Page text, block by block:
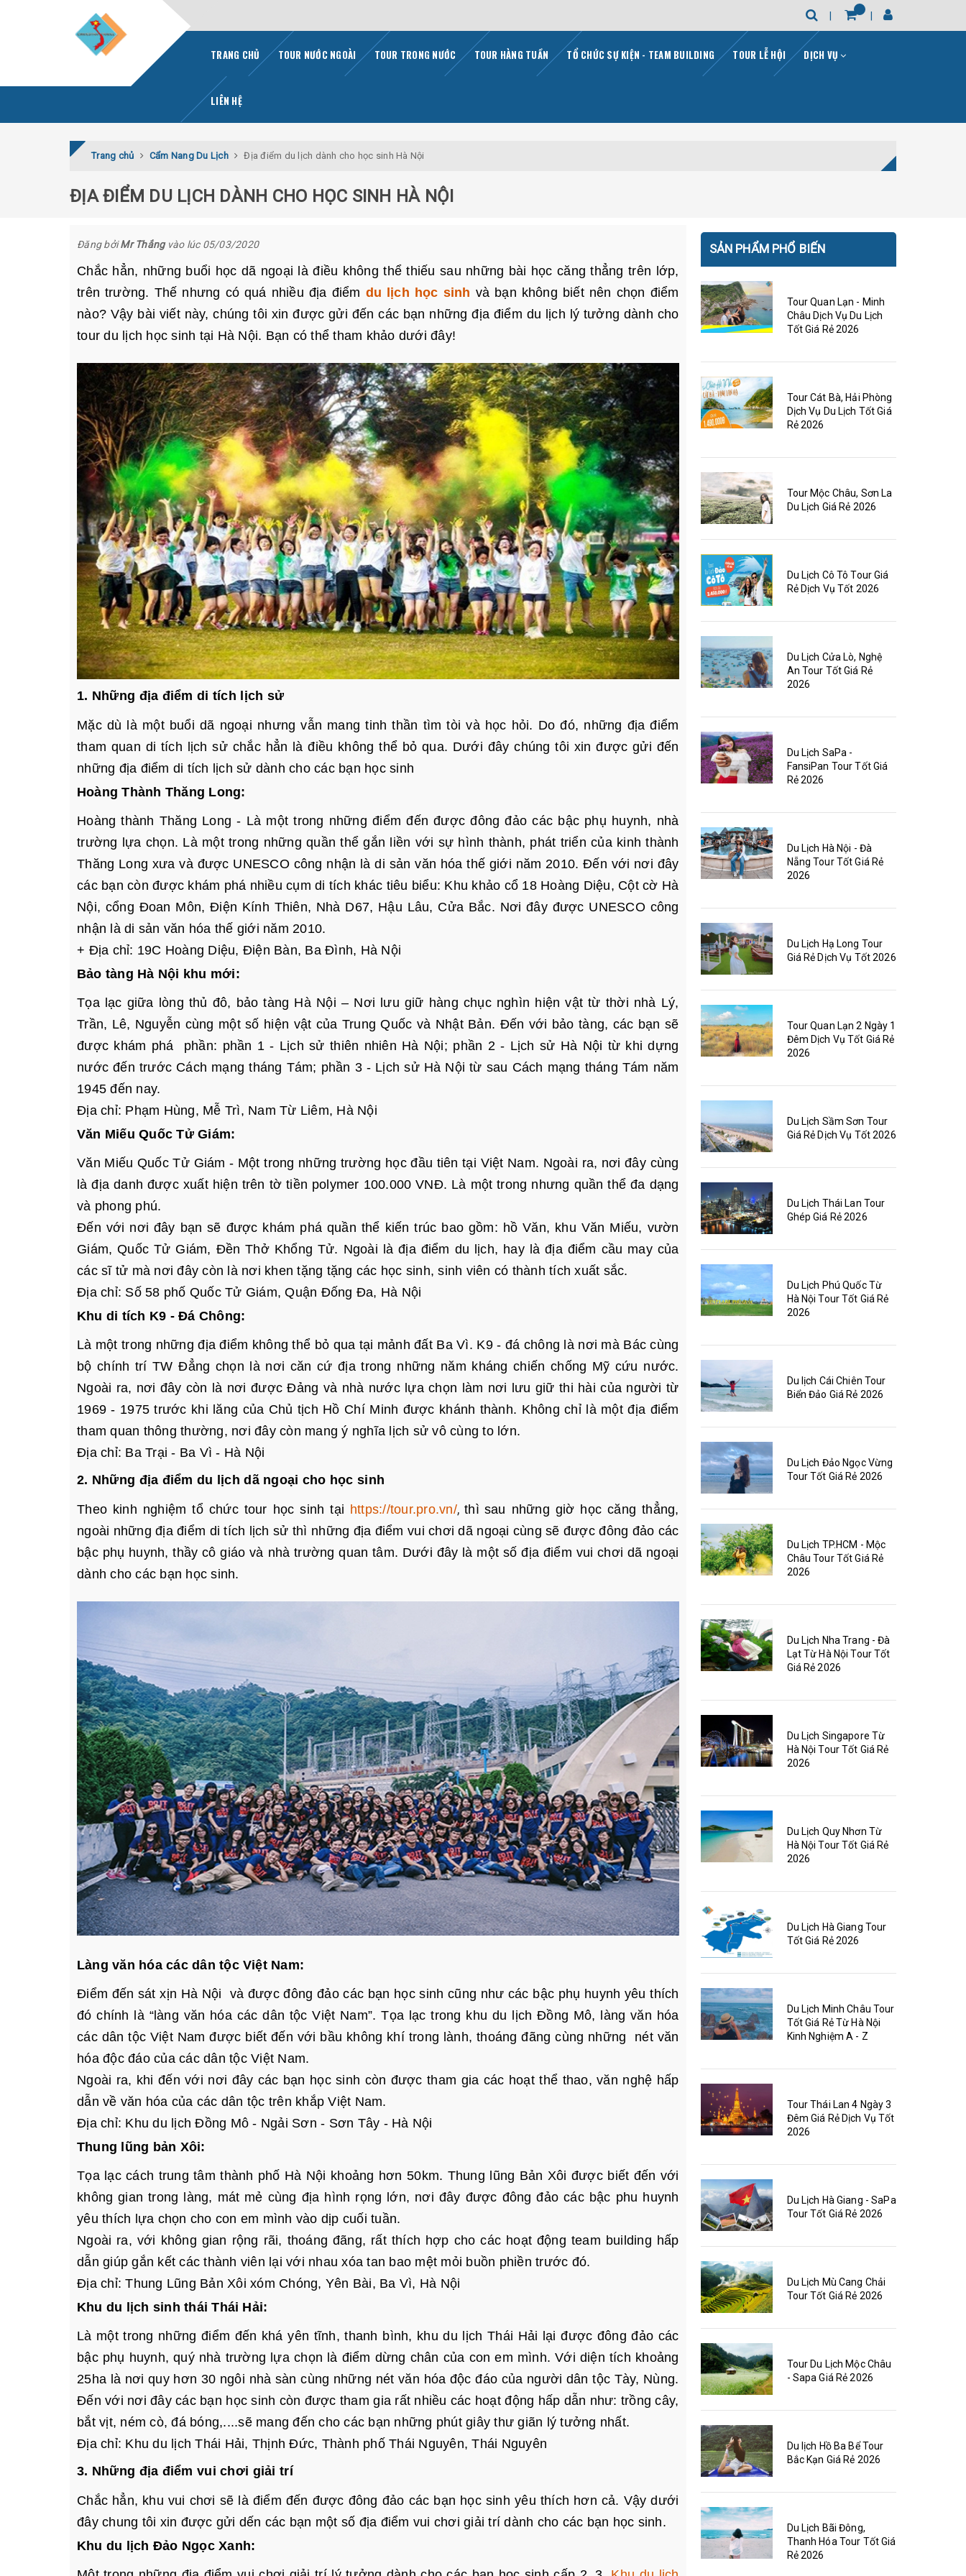
TRANG CHỦ TOUR NƯỚC NGOÀI TOUR TRONG NƯỚC TOUR HÀNG TUẦN TỔ CHỨC SỰ KIỆN - TEAM BUILDING TOUR LỄ HỘI DỊCH VỤ
LIÊN HỆ
Trang chủ Cẩm Nang Du Lịch Địa điểm du lịch dành cho học sinh Hà Nội
ĐỊA ĐIỂM DU LỊCH DÀNH CHO HỌC SINH HÀ NỘI
Đăng bởiMr Thắngvào lúc 05/03/2020
Chắc hẳn, những buổi học dã ngoại là điều không thể thiếu sau những bài học căng thẳng trên lớp,
trên trường. Thế nhưng có quá nhiều địa điểm du lịch học sinh và bạn không biết nên chọn điểm
nào? Vậy bài viết này, chúng tôi xin được gửi đến các bạn những địa điểm du lịch lý tưởng dành cho
tour du lịch học sinh tại Hà Nội. Bạn có thể tham khảo dưới đây!
1. Những địa điểm di tích lịch sử
Mặc dù là một buổi dã ngoại nhưng vẫn mang tinh thần tìm tòi và học hỏi. Do đó, những địa điểm
tham quan di tích lịch sử chắc hẳn là điều không thể bỏ qua. Dưới đây chúng tôi xin được gửi đến
những địa điểm di tích lịch sử dành cho các bạn học sinh
Hoàng Thành Thăng Long:
Hoàng thành Thăng Long - Là một trong những điểm đến được đông đảo các bậc phụ huynh, nhà
trường lựa chọn. Là một trong những quần thể gắn liền với sự hình thành, phát triển của kinh thành
Thăng Long xưa và được UNESCO công nhận là di sản văn hóa thế giới năm 2010. Đến với nơi đây
các bạn còn được khám phá nhiều cụm di tích khác tiêu biểu: Khu khảo cổ 18 Hoàng Diệu, Cột cờ Hà
Nội, cổng Đoan Môn, Điện Kính Thiên, Nhà D67, Hậu Lâu, Cửa Bắc. Nơi đây được UNESCO công
nhận là di sản văn hóa thế giới năm 2010.
+ Địa chỉ: 19C Hoàng Diệu, Điện Bàn, Ba Đình, Hà Nội
Bảo tàng Hà Nội khu mới:
Tọa lạc giữa lòng thủ đô, bảo tàng Hà Nội – Nơi lưu giữ hàng chục nghìn hiện vật từ thời nhà Lý,
Trần, Lê, Nguyễn cùng một số hiện vật của Trung Quốc và Nhật Bản. Đến với bảo tàng, các bạn sẽ
được khám phá phần: phần 1 - Lịch sử thiên nhiên Hà Nội; phần 2 - Lịch sử Hà Nội từ khi dựng
nước đến trước Cách mạng tháng Tám; phần 3 - Lịch sử Hà Nội từ sau Cách mạng tháng Tám năm
1945 đến nay.
Địa chỉ: Phạm Hùng, Mễ Trì, Nam Từ Liêm, Hà Nội
Văn Miếu Quốc Tử Giám:
Văn Miếu Quốc Tử Giám - Một trong những trường học đầu tiên tại Việt Nam. Ngoài ra, nơi đây cùng
là địa danh được xuất hiện trên tờ tiền polymer 100.000 VNĐ. Là một trong nhưng quần thể đa dạng
và phong phú.
Đến với nơi đây bạn sẽ được khám phá quần thể kiến trúc bao gồm: hồ Văn, khu Văn Miếu, vườn
Giám, Quốc Tử Giám, Đền Thở Khổng Tử. Ngoài là địa điểm du lịch, hay là địa điểm cầu may của
các sĩ tử mà nơi đây còn là nơi khen tặng tặng các học sinh, sinh viên có thành tích xuất sắc.
Địa chỉ: Số 58 phố Quốc Tử Giám, Quận Đống Đa, Hà Nội
Khu di tích K9 - Đá Chông:
Là một trong những địa điểm không thể bỏ qua tại mảnh đất Ba Vì. K9 - đá chông là nơi mà Bác cùng
bộ chính trí TW Đẳng chọn là nơi căn cứ địa trong những năm kháng chiến chống Mỹ cứu nước.
Ngoài ra, nơi đây còn là nơi được Đảng và nhà nước lựa chọn làm nơi lưu giữ thi hài của người từ
1969 - 1975 trước khi lăng của Chủ tịch Hồ Chí Minh được khánh thành. Không chỉ là một địa điểm
tham quan thông thường, nơi đây còn mang ý nghĩa lịch sử vô cùng to lớn.
Địa chỉ: Ba Trại - Ba Vì - Hà Nội
2. Những địa điểm du lịch dã ngoại cho học sinh
Theo kinh nghiệm tổ chức tour học sinh tại https://tour.pro.vn/,thì sau những giờ học căng thẳng,
ngoài những địa điểm di tích lịch sử thì những địa điểm vui chơi dã ngoại cùng sẽ được đông đảo các
bậc phụ huynh, thầy cô giáo và nhà trường quan tâm. Dưới đây là một số địa điểm vui chơi dã ngoại
dành cho các bạn học sinh.
Làng văn hóa các dân tộc Việt Nam:
Điểm đến sát xịn Hà Nội và được đông đảo các bạn học sinh cũng như các bậc phụ huynh yêu thích
đó chính là “làng văn hóa các dân tộc Việt Nam”. Tọa lạc trong khu du lịch Đồng Mô, làng văn hóa
các dân tộc Việt Nam được biết đến với bầu không khí trong lành, thoáng đãng cùng những nét văn
hóa độc đáo của các dân tộc Việt Nam.
Ngoài ra, khi đến với nơi đây các bạn học sinh còn được tham gia các hoạt thể thao, văn nghệ hấp
dẫn về văn hóa của các dân tộc trên khắp Việt Nam.
Địa chỉ: Khu du lịch Đồng Mô - Ngải Sơn - Sơn Tây - Hà Nội
Thung lũng bản Xôi:
Tọa lạc cách trung tâm thành phố Hà Nội khoảng hơn 50km. Thung lũng Bản Xôi được biết đến với
không gian trong làng, mát mẻ cùng địa hình rọng lớn, nơi đây được đông đảo các bậc phu huynh
yêu thích lựa chọn cho con em mình vào dịp cuối tuần.
Ngoài ra, với không gian rộng rãi, thoáng đãng, rất thích hợp cho các hoạt động team building hấp
dẫn giúp gắn kết các thành viên lại với nhau xóa tan bao mệt mỏi buồn phiền trước đó.
Địa chỉ: Thung Lũng Bản Xôi xóm Chóng, Yên Bài, Ba Vì, Hà Nội
Khu du lịch sinh thái Thái Hải:
Là một trong những điểm đến khá yên tĩnh, thanh bình, khu du lịch Thái Hải lại được đông đảo các
bậc phụ huynh, quý nhà trường lựa chọn là điểm dừng chân của con em mình. Với diện tích khoảng
25ha là nơi quy hơn 30 ngôi nhà sàn cùng những nét văn hóa độc đáo của người dân tộc Tày, Nùng.
Đến với nơi đây các bạn học sinh còn được tham gia rất nhiều các hoạt động hấp dẫn như: trồng cây,
bắt vịt, ném cò, đá bóng,....sẽ mang đến cho các bạn những phút giây thư giãn lý tưởng nhất.
Địa chỉ: Khu du lịch Thái Hải, Thịnh Đức, Thành phố Thái Nguyên, Thái Nguyên
3. Những địa điểm vui chơi giải trí
Chắc hẳn, khu vui chơi sẽ là điểm đến được đông đảo các bạn học sinh yêu thích hơn cả. Vậy dưới
đây chung tôi xin được gửi dến các bạn một số địa điểm vui chơi giải trí dành cho các bạn học sinh.
Khu du lịch Đảo Ngọc Xanh:
SẢN PHẨM PHỔ BIẾN
Tour Quan Lạn - Minh
Châu Dịch Vụ Du Lịch
Tốt Giá Rẻ 2026
Tour Cát Bà, Hải Phòng
Dịch Vụ Du Lịch Tốt Giá
Rẻ 2026
Tour Mộc Châu, Sơn La
Du Lịch Giá Rẻ 2026
Du Lịch Cô Tô Tour Giá
Rẻ Dịch Vụ Tốt 2026
Du Lịch Cửa Lò, Nghệ
An Tour Tốt Giá Rẻ
2026
Du Lịch SaPa -
FansiPan Tour Tốt Giá
Rẻ 2026
Du Lịch Hà Nội - Đà
Nẵng Tour Tốt Giá Rẻ
2026
Du Lịch Hạ Long Tour
Giá Rẻ Dịch Vụ Tốt 2026
Tour Quan Lạn 2 Ngày 1
Đêm Dịch Vụ Tốt Giá Rẻ
2026
Du Lịch Sầm Sơn Tour
Giá Rẻ Dịch Vụ Tốt 2026
Du Lịch Thái Lan Tour
Ghép Giá Rẻ 2026
Du Lịch Phú Quốc Từ
Hà Nội Tour Tốt Giá Rẻ
2026
Du lịch Cái Chiên Tour
Biển Đảo Giá Rẻ 2026
Du Lịch Đảo Ngọc Vừng
Tour Tốt Giá Rẻ 2026
Du Lịch TP.HCM - Mộc
Châu Tour Tốt Giá Rẻ
2026
Du Lịch Nha Trang - Đà
Lạt Từ Hà Nội Tour Tốt
Giá Rẻ 2026
Du Lịch Singapore Từ
Hà Nội Tour Tốt Giá Rẻ
2026
Du Lịch Quy Nhơn Từ
Hà Nội Tour Tốt Giá Rẻ
2026
Du Lịch Hà Giang Tour
Tốt Giá Rẻ 2026
Du Lịch Minh Châu Tour
Tốt Giá Rẻ Từ Hà Nội
Kinh Nghiệm A - Z
Tour Thái Lan 4 Ngày 3
Đêm Giá Rẻ Dịch Vụ Tốt
2026
Du Lịch Hà Giang - SaPa
Tour Tốt Giá Rẻ 2026
Du Lịch Mù Cang Chải
Tour Tốt Giá Rẻ 2026
Tour Du Lịch Mộc Châu
- Sapa Giá Rẻ 2026
Du lịch Hồ Ba Bể Tour
Bắc Kạn Giá Rẻ 2026
Du Lịch Bãi Đông,
Thanh Hóa Tour Tốt Giá
Rẻ 2026